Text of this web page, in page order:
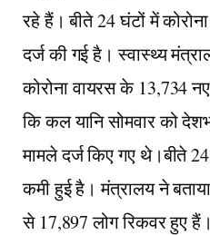
रहे हैं। बीते 24 घंटों में
दर्ज की गई है। स्वास्थ्य
कोरोना वायरस के 13,734
कि कल यानि सोमवार को
मामले दर्ज किए गए थे।बीते
कमी हुई है। मंत्रालय ने
से 17,897 लोग रिकवर हुए